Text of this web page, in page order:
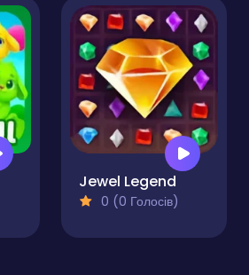
Jewel Legend
0 (0 Голосів)